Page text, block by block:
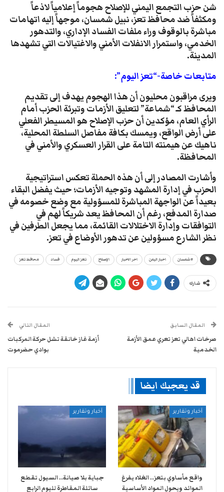
​شن حزب التجمع اليمني للإصلاح هجوماً إعلامياً لاذعاً
ومكثفاً ضد محافظ تعز، نبيل شمسان، موجهاً إليه اتهامات
مباشرة بالوقوف وراء ملفات الفساد الإداري، والتدهور
الخدمي، واستمرار الانفلات الأمني والاغتيالات التي تشهدها
المدينة.
متابعات خاصة-“تعز اليوم”:
​ويرى مراقبون محليون أن هذا الهجوم يهدف إلى تقديم
المحافظ كـ “شماعة” لتعليق الأزمات وتبرئة الحزب أمام
الرأي العام، مؤكدين أن حزب الإصلاح هو المسيطر الفعلي
على أرض الواقع، ويمسك بكافة مفاصل السلطة المحلية،
ناهيك عن هيمنته التامة على القرار العسكري والأمني في
المحافظة.
​وأشارت المصادر إلى أن هذه الحملة تعكس استراتيجية
الحزب في إدارة المشهد وتوجيه الأزمات؛ حيث يفضل البقاء
بعيداً عن الواجهة المباشرة للمسؤولية مع وضع خصومه في
صدارة المدفع، رغم أن المحافظ يعد شريكاً لهم في
التوافقات وإدارة الاختلالات القائمة، مما يجعل الطرفين في
نظر الشارع مسؤولين عن تدهور الأوضاع في تعز.
#شمسان اخبار اليمن اخر الاخبار الإصلاح تعز اليوم فساد محافظ تعز
شارك
المقال السابق
صرخات اهالي تعز تعري عمق الأزمة
الخدمية ​
المقال التالي
أزمة غاز خانقة تشل حركة المركبات
بوادي حضرموت
قد يعجبك ايضا
أخبار وتقارير
واقع مأساوي بتعز.. الغلاء يفرغ
الموائد ويحول المواد الأساسية
أخبار وتقارير
جباية بلا صيانة.. السيول تقطع
سائلة المقاطرة لليوم الرابع